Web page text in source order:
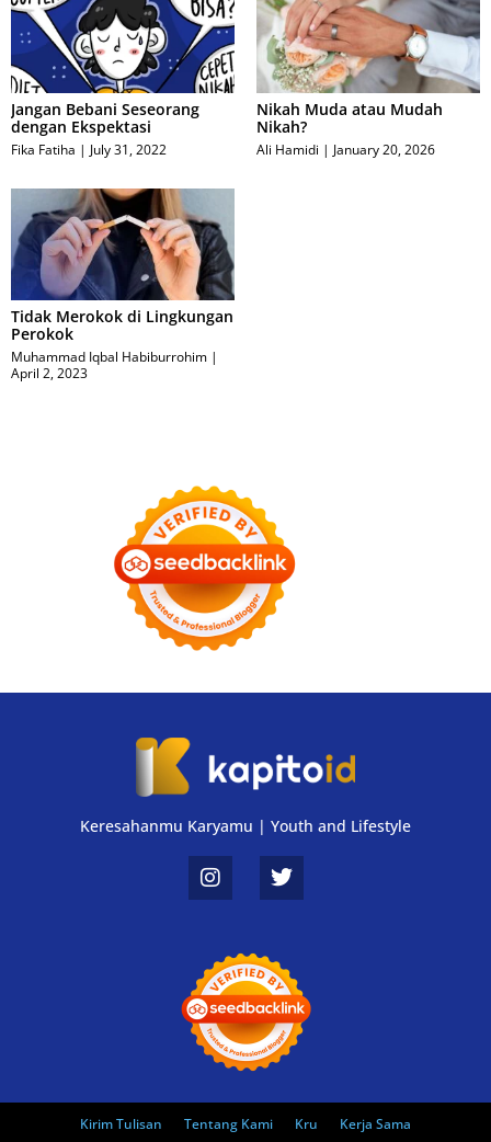
Jangan Bebani Seseorang
dengan Ekspektasi
Fika Fatiha July 31, 2022
Nikah Muda atau Mudah
Nikah?
Ali Hamidi January 20, 2026
Tidak Merokok di Lingkungan
Perokok
Muhammad Iqbal Habiburrohim
April 2, 2023
Keresahanmu Karyamu | Youth and Lifestyle
Kirim Tulisan Tentang Kami Kru Kerja Sama